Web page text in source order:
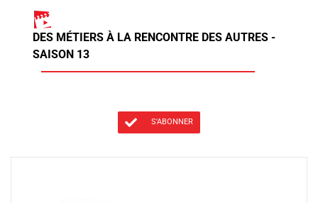
DES MÉTIERS À LA RENCONTRE DES AUTRES -
SAISON 13
S'ABONNER